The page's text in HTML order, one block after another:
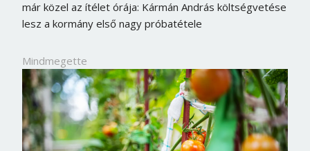
már közel az ítélet órája: Kármán András költségvetése
lesz a kormány első nagy próbatétele
Mindmegette